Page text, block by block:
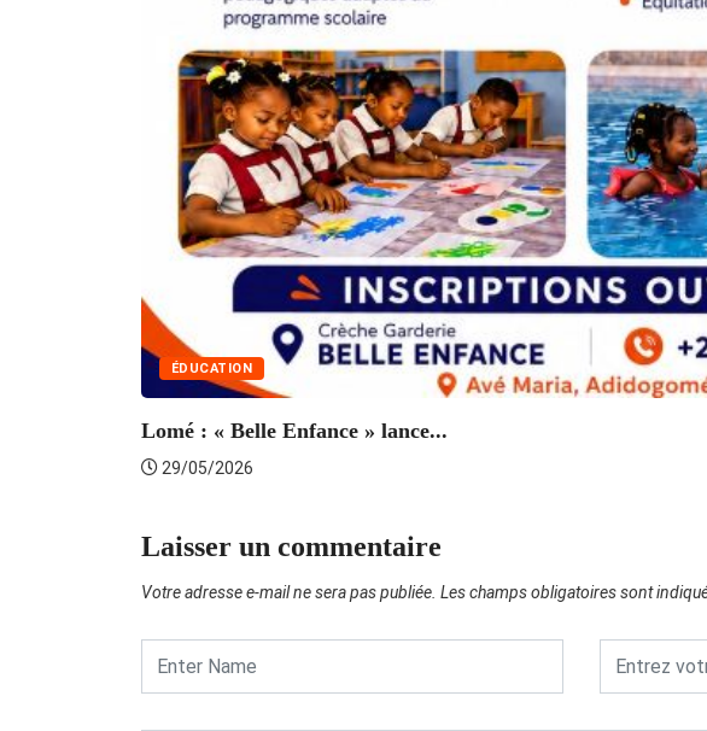
ÉDUCATION
Lomé : « Belle Enfance » lance...
29/05/2026
Laisser un commentaire
Votre adresse e-mail ne sera pas publiée. Les champs obligatoires sont